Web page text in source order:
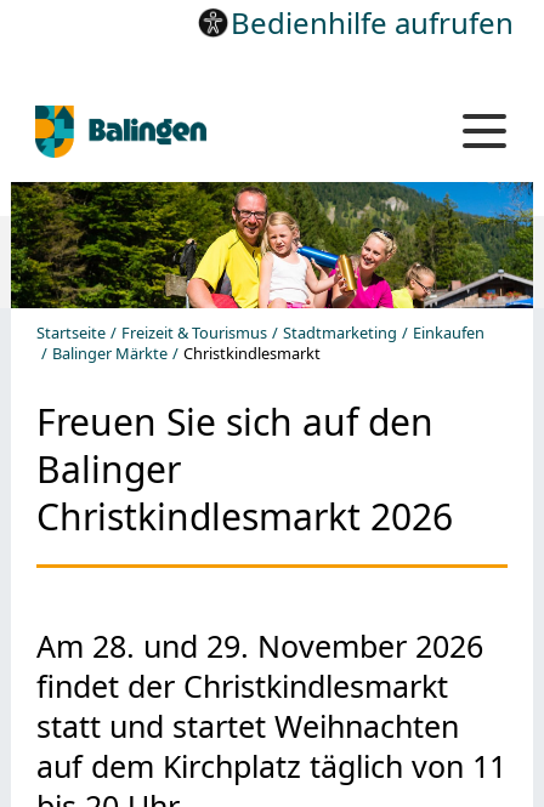
Bedienhilfe aufrufen
Startseite Freizeit & Tourismus Stadtmarketing
Einkaufen
Balinger Märkte
Christkindlesmarkt
Freuen Sie sich auf den
Balinger
Christkindlesmarkt 2026
Am 28. und 29. November 2026
findet der Christkindlesmarkt
statt und startet Weihnachten
auf dem Kirchplatz täglich von 11